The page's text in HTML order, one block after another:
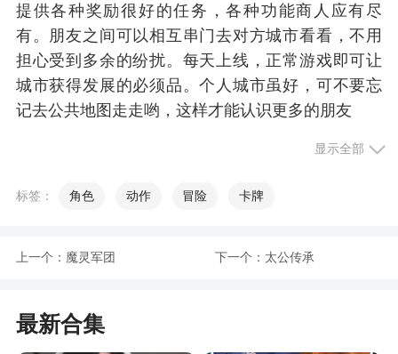
提供各种奖励很好的任务，各种功能商人应有尽
有。朋友之间可以相互串门去对方城市看看，不用
担心受到多余的纷扰。每天上线，正常游戏即可让
城市获得发展的必须品。个人城市虽好，可不要忘
记去公共地图走走哟，这样才能认识更多的朋友
多游戏乐趣！丰富的游戏地图和副本系统，自由玩
2、几乎没有任何的限制，你可以轻松成为这里
显示全部
标签： 角色 动作 冒险 卡牌
上一个： 魔灵军团 下一个： 太公传承
最新合集